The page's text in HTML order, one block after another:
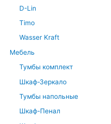
D-Lin
Timo
Wasser Kraft
Мебель
Тумбы комплект
Шкаф-Зеркало
Тумбы напольные
Шкаф-Пенал